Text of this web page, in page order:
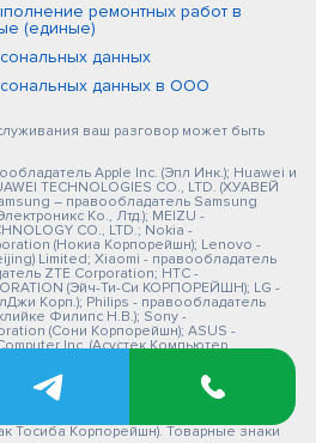
ремонтных работ в
(единые)
данных
данных в ООО
ваш разговор может быть
Apple Inc. (Эпл Инк.); Huawei и
TECHNOLOGIES CO., LTD. (ХУАВЕЙ
– правообладатель Samsung
Ко., Лтд.); MEIZU -
CO., LTD.; Nokia -
(Нокиа Корпорейшн); Lenovo -
Limited; Xiaomi - правообладатель
ZTE Corporation; HTC -
(Эйч-Ти-Си КОРПОРЕЙШН); LG -
Корп.); Philips - правообладатель
Филипс Н.В.); Sony -
(Сони Корпорейшн); ASUS -
Inc. (Асустек Компьютер
Acer Incorporated (Эйсер
Dell Inc.(Делл Инк.); HP -
Group LLC (ЭйчПи Хьюлетт
KABUSHIKI KAISHA
Corporation (КАБУШИКИ КАЙША
Тосиба Корпорейшн). Товарные знаки